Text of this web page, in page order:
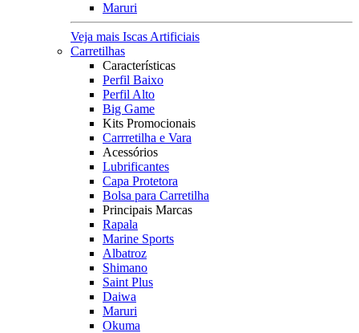
Maruri
Veja mais Iscas Artificiais
Carretilhas
Características
Perfil Baixo
Perfil Alto
Big Game
Kits Promocionais
Carrretilha e Vara
Acessórios
Lubrificantes
Capa Protetora
Bolsa para Carretilha
Principais Marcas
Rapala
Marine Sports
Albatroz
Shimano
Saint Plus
Daiwa
Maruri
Okuma